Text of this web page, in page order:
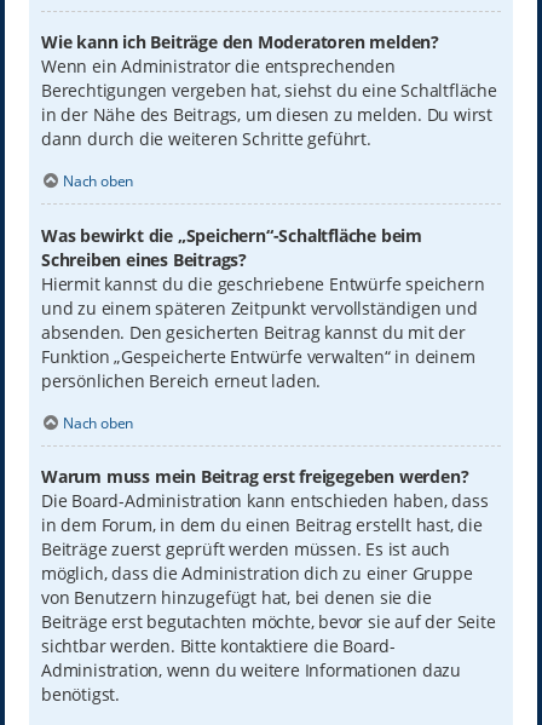
Wie kann ich Beiträge den Moderatoren melden?
Wenn ein Administrator die entsprechenden
Berechtigungen vergeben hat, siehst du eine Schaltfläche
in der Nähe des Beitrags, um diesen zu melden. Du wirst
dann durch die weiteren Schritte geführt.
Nach oben
Was bewirkt die „Speichern“-Schaltfläche beim
Schreiben eines Beitrags?
Hiermit kannst du die geschriebene Entwürfe speichern
und zu einem späteren Zeitpunkt vervollständigen und
absenden. Den gesicherten Beitrag kannst du mit der
Funktion „Gespeicherte Entwürfe verwalten“ in deinem
persönlichen Bereich erneut laden.
Nach oben
Warum muss mein Beitrag erst freigegeben werden?
Die Board-Administration kann entschieden haben, dass
in dem Forum, in dem du einen Beitrag erstellt hast, die
Beiträge zuerst geprüft werden müssen. Es ist auch
möglich, dass die Administration dich zu einer Gruppe
von Benutzern hinzugefügt hat, bei denen sie die
Beiträge erst begutachten möchte, bevor sie auf der Seite
sichtbar werden. Bitte kontaktiere die Board-
Administration, wenn du weitere Informationen dazu
benötigst.